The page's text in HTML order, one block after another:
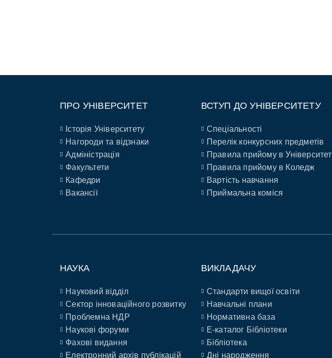
ПРО УНІВЕРСИТЕТ
Історія Університету
Нагороди та відзнаки
Адміністрація
Факультети
Кафедри
Вакансії
ВСТУП ДО УНІВЕРСИТЕТУ
Спеціальності
Перелік конкурсних предметів
Правила прийому в Університет
Правила прийому в Коледж
Вартість навчання
Приймальна коміся
НАУКА
Науковий відділ
Сектор інноваційного розвитку
Проблемна НДР
Наукові форуми
Фахові видання
Електронний архів публікацій
ВИКЛАДАЧУ
Стандарти вищої освіти
Навчальні плани
Нормативна база
E-каталог Бібліотеки
Бібліотека
Дні народження